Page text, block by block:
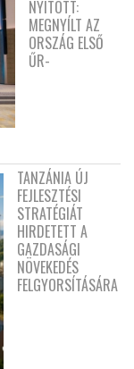
NYITOTT:
MEGNYÍLT AZ
ORSZÁG ELSŐ
ŰR-
TANZÁNIA ÚJ
FEJLESZTÉSI
STRATÉGIÁT
HIRDETETT A
GAZDASÁGI
NÖVEKEDÉS
FELGYORSÍTÁSÁRA